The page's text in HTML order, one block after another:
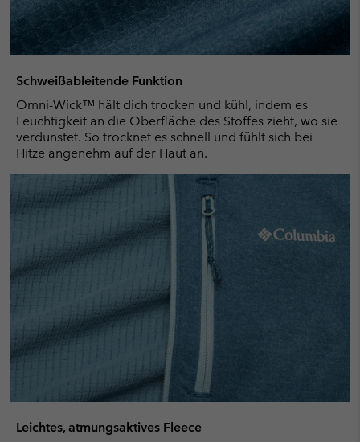
Schweißableitende Funktion
Omni-Wick™ hält dich trocken und kühl, indem es
Feuchtigkeit an die Oberfläche des Stoffes zieht, wo sie
verdunstet. So trocknet es schnell und fühlt sich bei
Hitze angenehm auf der Haut an.
Leichtes, atmungsaktives Fleece